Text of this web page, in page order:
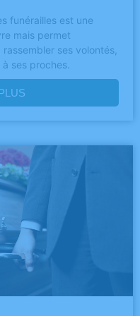
funérailles est une
mais permet
ses volontés,
ses proches.